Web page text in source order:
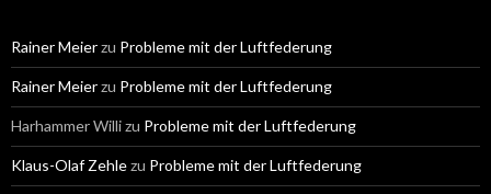
Rainer Meierzu Probleme mit der Luftfederung
Rainer Meierzu Probleme mit der Luftfederung
Harhammer Willizu Probleme mit der Luftfederung
Klaus-Olaf Zehlezu Probleme mit der Luftfederung